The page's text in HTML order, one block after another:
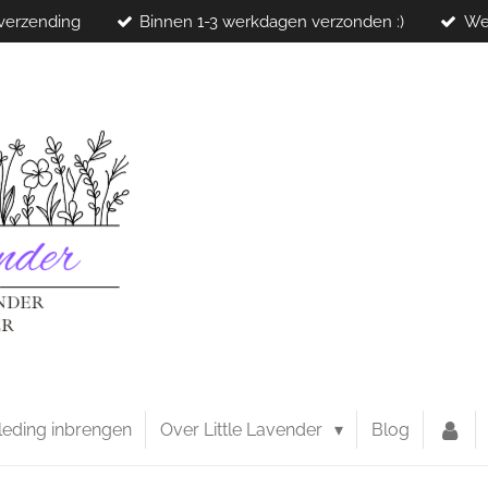
Binnen 1-3 werkdagen verzonden :)
inbrengen Over Little Lavender Blog